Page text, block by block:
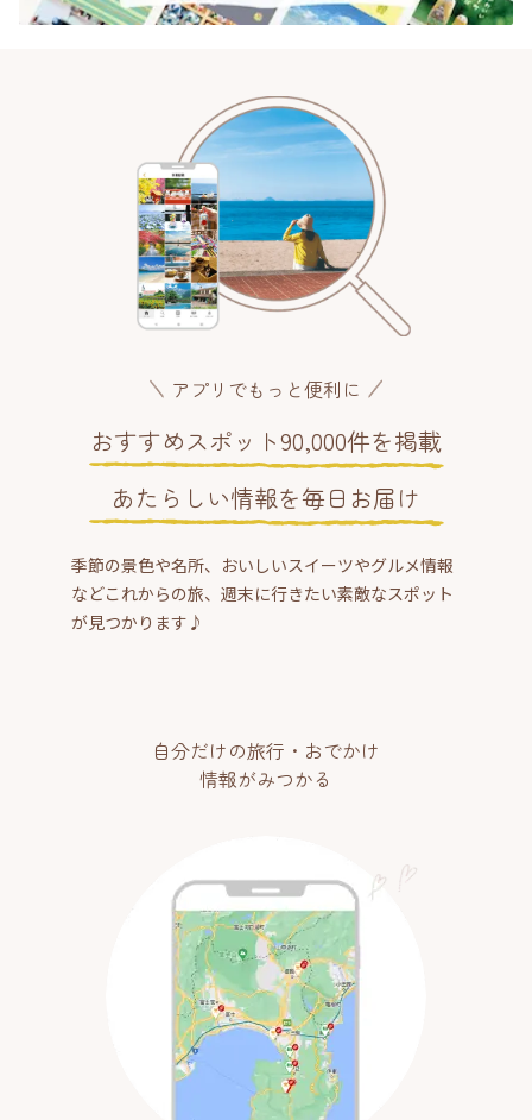
アプリでもっと便利に
おすすめスポット90,000件を掲載
あたらしい情報を毎日お届け
季節の景色や名所、おいしいスイーツやグルメ情報
などこれからの旅、週末に行きたい素敵なスポット
が見つかります♪
自分だけの旅行・おでかけ
情報がみつかる